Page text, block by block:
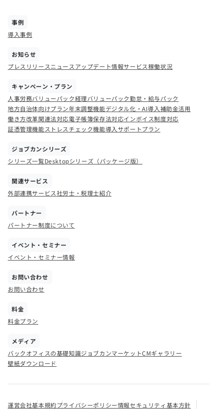
事例
導入事例
お知らせ
プレスリリースニュース アップデート情報サービス稼働状況
キャンペーン・プラン
人事労務バリューパック経理バリューパック勤怠・給与パック
地方自治体向けプラン年末調整機能デジタル化・AI導入補助金活用
働き方改革関連法対応電子帳簿保存法対応インボイス制度対応
証憑管理機能ストレスチェック機能導入サポートプラン
ジョブカンシリーズ
シリーズ一覧Desktopシリーズ（パッケージ版）
関連サービス
外部連携サービス社労士・税理士紹介
パートナー
パートナー制度について
イベント・セミナー
イベント・セミナー情報
お問い合わせ
お問い合わせ
料金
料金プラン
メディア
バックオフィスの基礎知識ジョブカンマーケットCMギャラリー
壁紙ダウンロード
運営会社基本規約プライバシーポリシー情報セキュリティ基本方針